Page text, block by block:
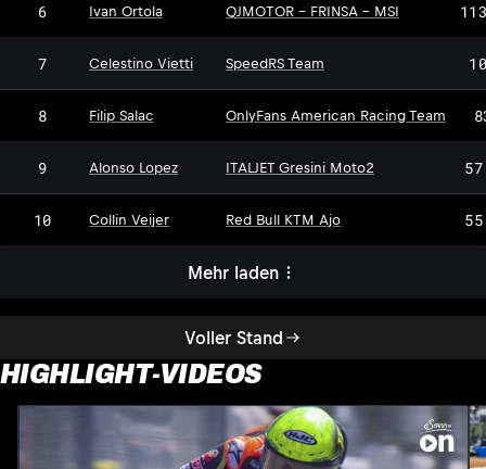
Voller Stand
6 Ivan Ortola QJMOTOR - FRINSA - MSI
7 Celestino Vietti SpeedRS Team
8 Filip Salac OnlyFans American Racing Team
9 Alonso Lopez ITALJET Gresini Moto2
10 Collin Veijer Red Bull KTM Ajo
Mehr laden
HIGHLIGHT-VIDEOS